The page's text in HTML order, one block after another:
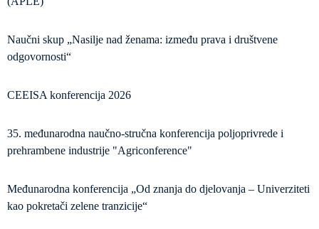
Naučni skup „Nasilje nad ženama: između prava i društvene
odgovornosti“
CEEISA konferencija 2026
35. međunarodna naučno-stručna konferencija poljoprivrede i
prehrambene industrije "Agriconference"
Međunarodna konferencija „Od znanja do djelovanja – Univerziteti
kao pokretači zelene tranzicije“